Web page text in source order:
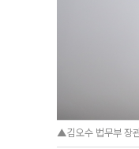
▲김오수 법무부 장